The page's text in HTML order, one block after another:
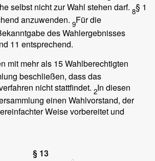
selbst nicht zur Wahl stehen darf. 8§ 1
anzuwenden. 9Für die
des Wahlergebnisses
11 entsprechend.
mit mehr als 15 Wahlberechtigten
beschließen, dass das
nicht stattfindet. 2In diesen
einen Wahlvorstand, der
Weise vorbereitet und
§ 13